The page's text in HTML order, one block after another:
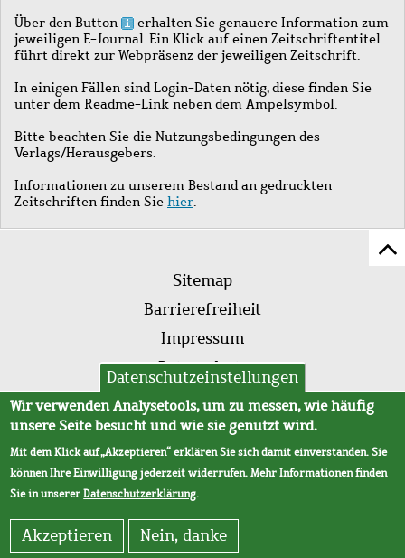
Über den Button
erhalten Sie genauere Information zum
jeweiligen E-Journal. Ein Klick auf einen Zeitschriftentitel
führt direkt zur Webpräsenz der jeweiligen Zeitschrift.
In einigen Fällen sind Login-Daten nötig, diese finden Sie
unter dem Readme-Link neben dem Ampelsymbol.
Bitte beachten Sie die Nutzungsbedingungen des
Verlags/Herausgebers.
Informationen zu unserem Bestand an gedruckten
Zeitschriften finden Sie hier.
Fußleistenmenü
Sitemap
Barrierefreiheit
Impressum
Datenschutz
AVB
Datenschutzeinstellungen
Wir verwenden Analysetools, um zu messen, wie häufig
unsere Seite besucht und wie sie genutzt wird.
Mit dem Klick auf „Akzeptieren“ erklären Sie sich damit einverstanden. Sie
können Ihre Einwilligung jederzeit widerrufen. Mehr Informationen finden
Sie in unsererDatenschutzerklärung.
Akzeptieren Nein, danke